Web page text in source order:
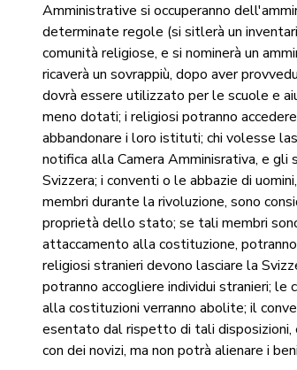
Amministrative si occuperanno
determinate regole (si sitlerà un
comunità religiose, e si nominerà un
ricaverà un sovrappiù, dopo aver
dovrà essere utilizzato per le scuole e
meno dotati; i religiosi potranno
abbandonare i loro istituti; chi volesse
notifica alla Camera Amminisrativa, e gli
Svizzera; i conventi o le abbazie di
membri durante la rivoluzione, sono
proprietà dello stato; se tali membri
attaccamento alla costituzione,
religiosi stranieri devono lasciare la
potranno accogliere indi­vidui stranieri; le
alla costituzioni verranno abolite; il
esentato dal rispetto di tali disposizioni,
con dei novizi, ma non potrà alienare i